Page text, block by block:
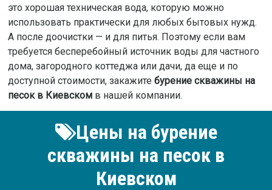
это хорошая техническая вода, которую можно
использовать практически для любых бытовых нужд.
А после доочистки — и для питья. Поэтому если вам
требуется бесперебойный источник воды для частного
дома, загородного коттеджа или дачи, да еще и по
доступной стоимости, закажите бурение скважины на
песок в Киевскомв нашей компании.
Цены на бурение
скважины на песок в
Киевском